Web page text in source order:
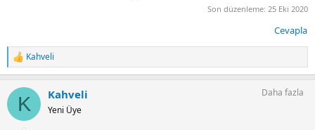
Son düzenleme: 25 Eki 2020
Cevapla
T
e
k
l
Kahveli
K Kahveli
Yeni Üye
Daha fazla